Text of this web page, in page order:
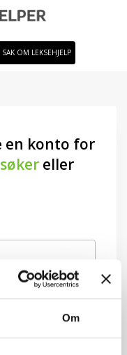
Om
OM LEKSEHJELP
en konto for
eller